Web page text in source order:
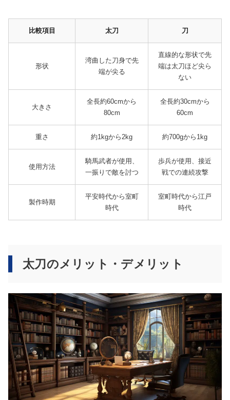
比較項目 太刀 刀
形状
湾曲した刀身で先
端が尖る
直線的な形状で先
端は太刀ほど尖ら
ない
大きさ
全長約60cmから
80cm
全長約30cmから
60cm
重さ 約1kgから2kg 約700gから1kg
使用方法
騎馬武者が使用、
一振りで敵を討つ
歩兵が使用、接近
戦での連続攻撃
製作時期
平安時代から室町
時代
室町時代から江戸
時代
太刀のメリット・デメリット